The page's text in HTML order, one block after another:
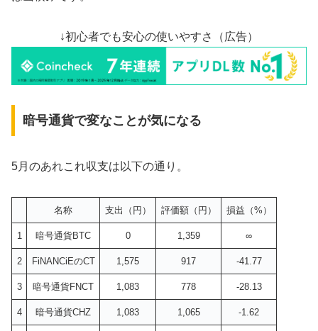
↓初心者でも安心の使いやすさ（広告）
暗号通貨で変なことが気になる
5月のあれこれ収支は以下の通り。
名称 支出（円） 評価額（円） 損益（%）
1 暗号通貨BTC 0 1,359 ∞
2 FiNANCiEのCT 1,575 917 -41.77
3 暗号通貨FNCT 1,083 778 -28.13
4 暗号通貨CHZ 1,083 1,065 -1.62